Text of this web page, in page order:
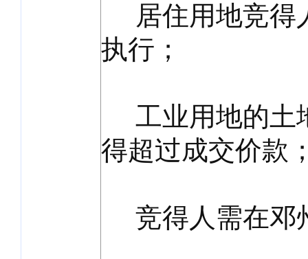
居住用地竞得
执行；
工业用地的土
得超过成交价款
竞得人需在邓